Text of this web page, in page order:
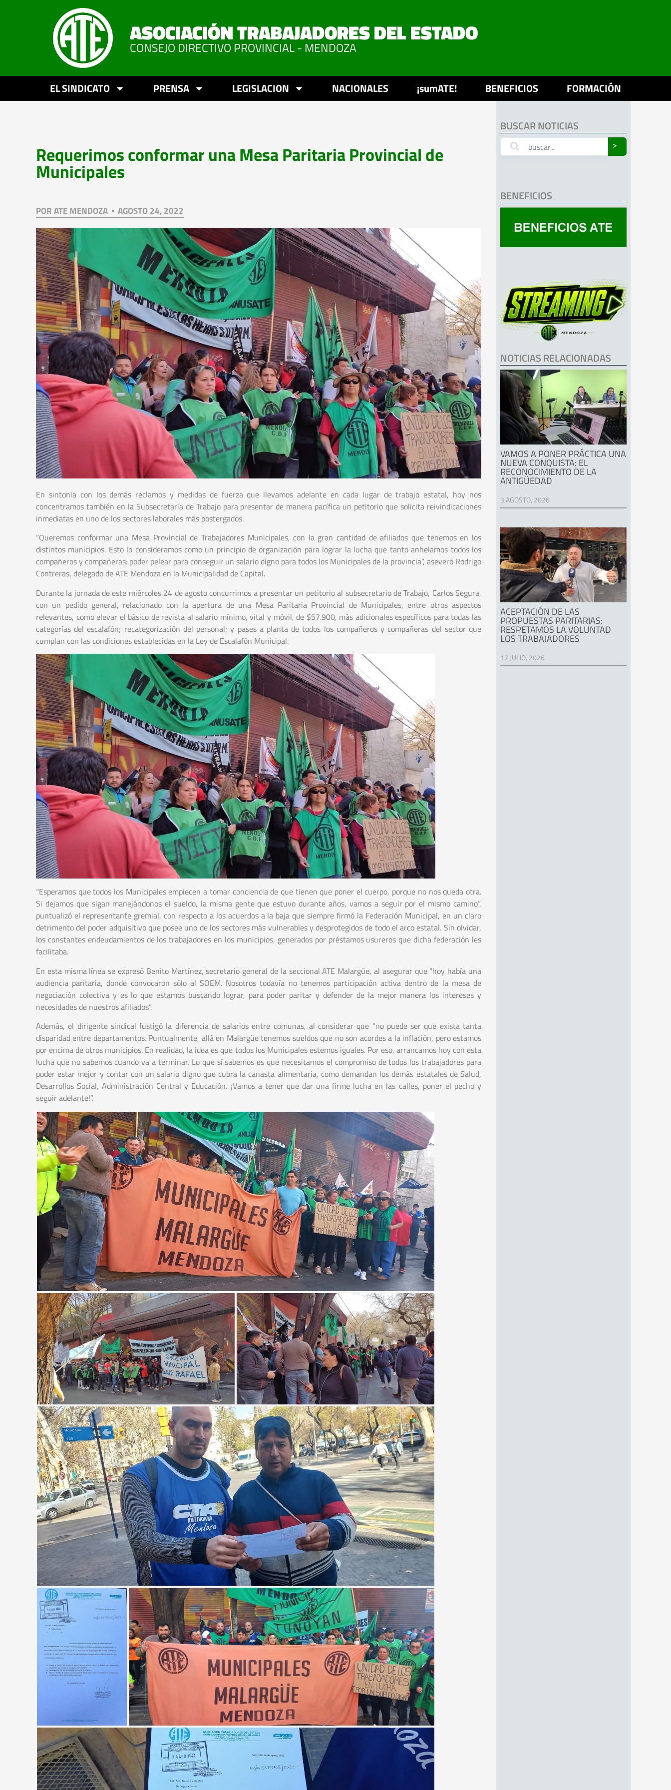
ASOCIACIÓN TRABAJADORES DEL ESTADO
CONSEJO DIRECTIVO PROVINCIAL - MENDOZA
EL SINDICATO PRENSA LEGISLACION NACIONALES ¡sumATE! BENEFICIOS FORMACIÓN
Requerimos conformar una Mesa Paritaria Provincial de
Municipales
PORATE MENDOZA AGOSTO 24, 2022
En sintonía con los demás reclamos y medidas de fuerza que llevamos adelante en cada lugar de trabajo estatal, hoy nos
concentramos también en la Subsecretaría de Trabajo para presentar de manera pacífica un petitorio que solicita reivindicaciones
inmediatas en uno de los sectores laborales más postergados.
“Queremos conformar una Mesa Provincial de Trabajadores Municipales, con la gran cantidad de afiliados que tenemos en los
distintos municipios. Esto lo consideramos como un principio de organización para lograr la lucha que tanto anhelamos todos los
compañeros y compañeras: poder pelear para conseguir un salario digno para todos los Municipales de la provincia”, aseveró Rodrigo
Contreras, delegado de ATE Mendoza en la Municipalidad de Capital.
Durante la jornada de este miércoles 24 de agosto concurrimos a presentar un petitorio al subsecretario de Trabajo, Carlos Segura,
con un pedido general, relacionado con la apertura de una Mesa Paritaria Provincial de Municipales, entre otros aspectos
relevantes, como elevar el básico de revista al salario mínimo, vital y móvil, de $57.900, más adicionales específicos para todas las
categorías del escalafón; recategorización del personal; y pases a planta de todos los compañeros y compañeras del sector que
cumplan con las condiciones establecidas en la Ley de Escalafón Municipal.
“Esperamos que todos los Municipales empiecen a tomar conciencia de que tienen que poner el cuerpo, porque no nos queda otra.
Si dejamos que sigan manejándonos el sueldo, la misma gente que estuvo durante años, vamos a seguir por el mismo camino”,
puntualizó el representante gremial, con respecto a los acuerdos a la baja que siempre firmó la Federación Municipal, en un claro
detrimento del poder adquisitivo que posee uno de los sectores más vulnerables y desprotegidos de todo el arco estatal. Sin olvidar,
los constantes endeudamientos de los trabajadores en los municipios, generados por préstamos usureros que dicha federación les
facilitaba.
En esta misma línea se expresó Benito Martínez, secretario general de la seccional ATE Malargüe, al asegurar que “hoy había una
audiencia paritaria, donde convocaron sólo al SOEM. Nosotros todavía no tenemos participación activa dentro de la mesa de
negociación colectiva y es lo que estamos buscando lograr, para poder paritar y defender de la mejor manera los intereses y
necesidades de nuestros afiliados”.
Además, el dirigente sindical fustigó la diferencia de salarios entre comunas, al considerar que “no puede ser que exista tanta
disparidad entre departamentos. Puntualmente, allá en Malargüe tenemos sueldos que no son acordes a la inflación, pero estamos
por encima de otros municipios. En realidad, la idea es que todos los Municipales estemos iguales. Por eso, arrancamos hoy con esta
lucha que no sabemos cuando va a terminar. Lo que sí sabemos es que necesitamos el compromiso de todos los trabajadores para
poder estar mejor y contar con un salario digno que cubra la canasta alimentaria, como demandan los demás estatales de Salud,
Desarrollos Social, Administración Central y Educación. ¡Vamos a tener que dar una firme lucha en las calles, poner el pecho y
seguir adelante!”.
BUSCAR NOTICIAS
˃
BENEFICIOS
NOTICIAS RELACIONADAS
VAMOS A PONER PRÁCTICA UNA
NUEVA CONQUISTA: EL
RECONOCIMIENTO DE LA
ANTIGÜEDAD
3 AGOSTO, 2026
ACEPTACIÓN DE LAS
PROPUESTAS PARITARIAS:
RESPETAMOS LA VOLUNTAD
LOS TRABAJADORES
17 JULIO, 2026